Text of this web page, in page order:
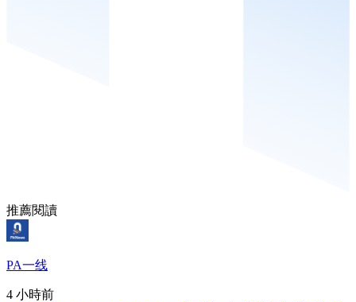
推薦閱讀
PA一线
4 小時前